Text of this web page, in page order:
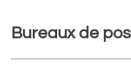
Bureaux de